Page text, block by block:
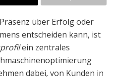
über Erfolg oder
entscheiden kann, ist
ein zentrales
dabei, von Kunden in